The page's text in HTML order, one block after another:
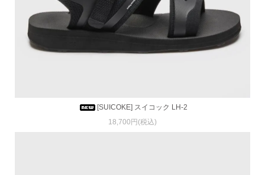
[SUICOKE] スイコック LH-2
18,700円(税込)